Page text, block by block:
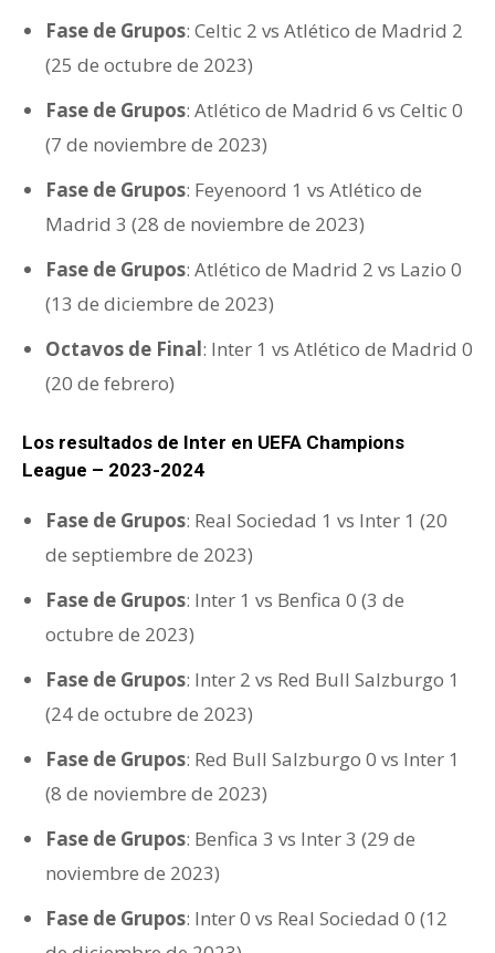
Fase de Grupos: Celtic 2 vs Atlético de Madrid 2
(25 de octubre de 2023)
Fase de Grupos: Atlético de Madrid 6 vs Celtic 0
(7 de noviembre de 2023)
Fase de Grupos: Feyenoord 1 vs Atlético de
Madrid 3 (28 de noviembre de 2023)
Fase de Grupos: Atlético de Madrid 2 vs Lazio 0
(13 de diciembre de 2023)
Octavos de Final: Inter 1 vs Atlético de Madrid 0
(20 de febrero)
Los resultados de Inter en UEFA Champions
League – 2023-2024
Fase de Grupos: Real Sociedad 1 vs Inter 1 (20
de septiembre de 2023)
Fase de Grupos: Inter 1 vs Benfica 0 (3 de
octubre de 2023)
Fase de Grupos: Inter 2 vs Red Bull Salzburgo 1
(24 de octubre de 2023)
Fase de Grupos: Red Bull Salzburgo 0 vs Inter 1
(8 de noviembre de 2023)
Fase de Grupos: Benfica 3 vs Inter 3 (29 de
noviembre de 2023)
Fase de Grupos: Inter 0 vs Real Sociedad 0 (12